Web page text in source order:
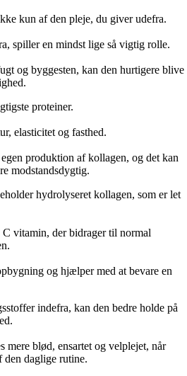
kun af den pleje, du giver udefra.
spiller en mindst lige så vigtig rolle.
og byggesten, kan den hurtigere blive
proteiner.
elasticitet og fasthed.
produktion af kollagen, og det kan
modstandsdygtig.
hydrolyseret kollagen, som er let
vitamin, der bidrager til normal
og hjælper med at bevare en
indefra, kan den bedre holde på
mere blød, ensartet og velplejet, når
den daglige rutine.